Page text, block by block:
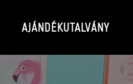
AJÁNDÉKUTALVÁNY